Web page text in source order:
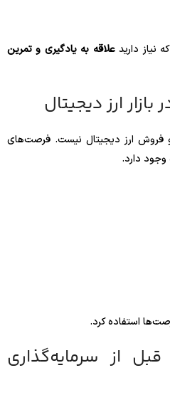
نیاز داریدعلاقه به یادگیری و تمرین
ارز دیجیتال
و فروش ارز دیجیتال نیست. فرصت‌های
وجود دارد.
استفاده کرد.
از سرمایه‌گذاری